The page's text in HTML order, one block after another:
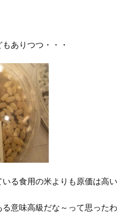
ありつつ・・・
る食用の米よりも原価は高い
意味高級だな～って思ったわ